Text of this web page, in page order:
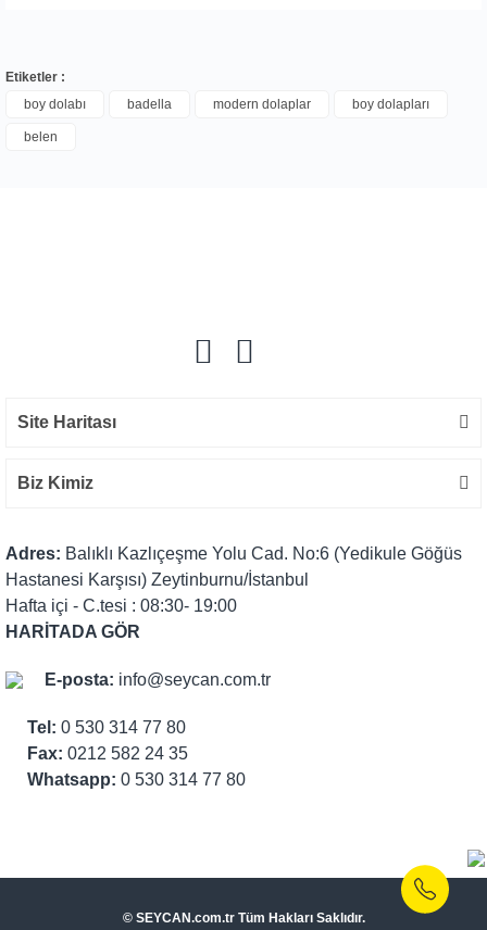
Etiketler :
boy dolabı
badella modern dolaplar boy dolapları
belen
Site Haritası
Biz Kimiz
Adres: Balıklı Kazlıçeşme Yolu Cad. No:6 (Yedikule Göğüs
Hastanesi Karşısı) Zeytinburnu/İstanbul
Hafta içi - C.tesi : 08:30- 19:00
HARİTADA GÖR
E-posta: info@seycan.com.tr
Tel: 0 530 314 77 80
Fax: 0212 582 24 35
Whatsapp: 0 530 314 77 80
© SEYCAN.com.tr Tüm Hakları Saklıdır.